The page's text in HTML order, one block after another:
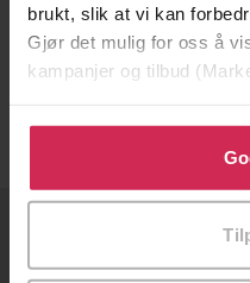
brukt, slik at vi kan
Gjør det mulig for oss å
kampanjer og tilbud
Klikk på «Godta alle» for
bruke cookies for alle
tilpasse ditt samtykke til
569,-
GPS for endringsledelse
Monika L. Eknes